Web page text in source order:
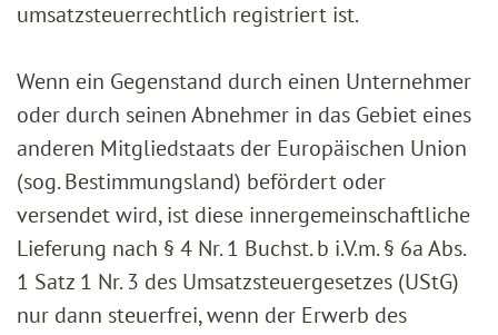
umsatzsteuerrechtlich registriert ist.
Wenn ein Gegenstand durch einen Unternehmer
oder durch seinen Abnehmer in das Gebiet eines
anderen Mitgliedstaats der Europäischen Union
(sog. Bestimmungsland) befördert oder
versendet wird, ist diese innergemeinschaftliche
Lieferung nach § 4 Nr. 1 Buchst. b i.V.m. § 6a Abs.
1 Satz 1 Nr. 3 des Umsatzsteuergesetzes (UStG)
nur dann steuerfrei, wenn der Erwerb des